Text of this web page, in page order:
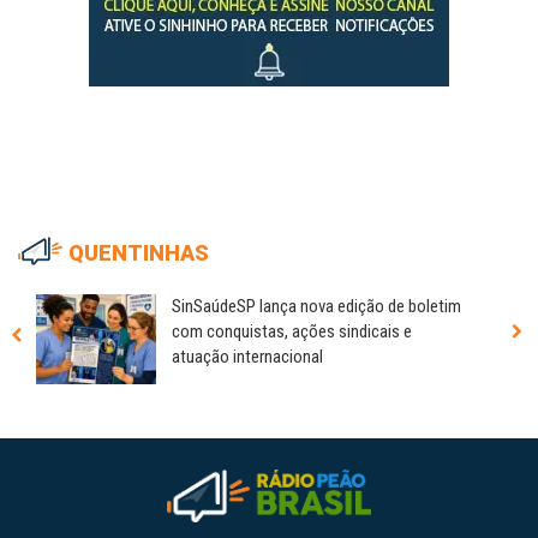
QUENTINHAS
SinSaúdeSP lança nova edição de boletim
com conquistas, ações sindicais e
atuação internacional